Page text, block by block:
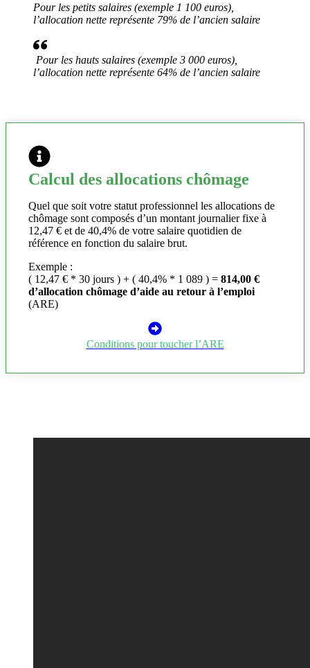
Pour les petits salaires (exemple 1 100 euros),
l’allocation nette représente 79% de l’ancien salaire
Pour les hauts salaires (exemple 3 000 euros),
l’allocation nette représente 64% de l’ancien salaire
Calcul des allocations chômage
Quel que soit votre statut professionnel les allocations de
chômage sont composés d’un montant journalier fixe à
12,47 € et de 40,4% de votre salaire quotidien de
référence en fonction du salaire brut.
Exemple :
( 12,47 € * 30 jours ) + ( 40,4% * 1 089 ) = 814,00 €
d’allocation chômage d’aide au retour à l’emploi
(ARE)
Conditions pour toucher l’ARE